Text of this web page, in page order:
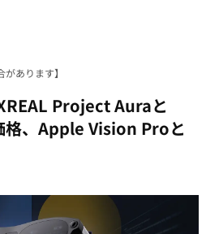
Project Auraと
格、Apple Vision Proと
があります】